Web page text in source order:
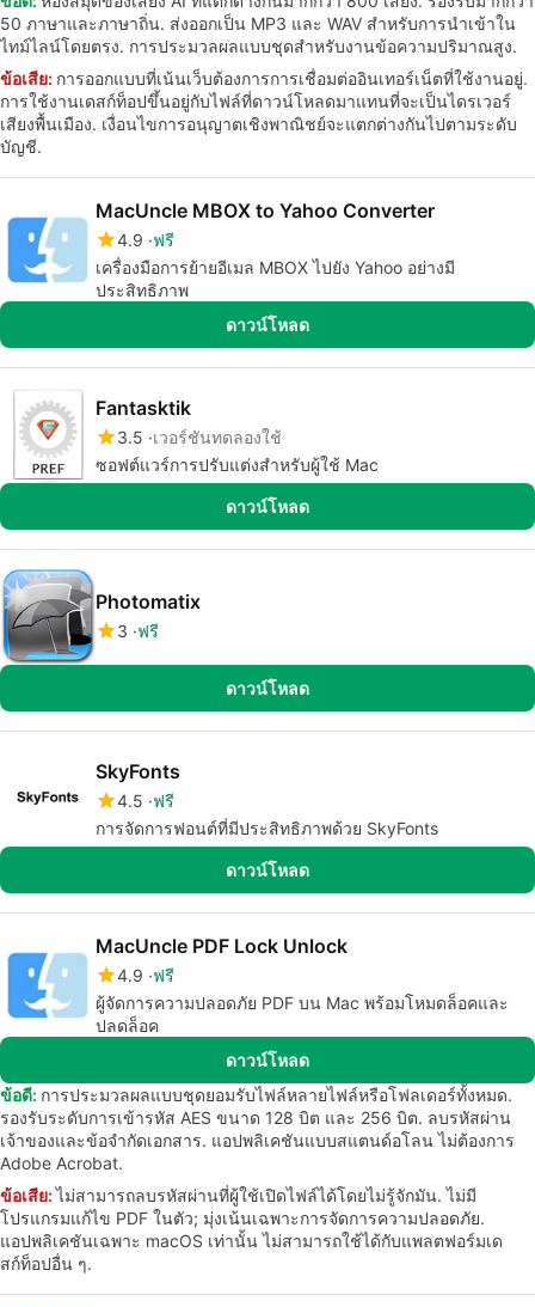
50 ภาษาและภาษาถิ่น. ส่งออกเป็น MP3 และ WAV สำหรับการนำเข้าใน
ไทม์ไลน์โดยตรง. การประมวลผลแบบชุดสำหรับงานข้อความปริมาณสูง.
ข้อเสีย: การออกแบบที่เน้นเว็บต้องการการเชื่อมต่ออินเทอร์เน็ตที่ใช้งานอยู่.
การใช้งานเดสก์ท็อปขึ้นอยู่กับไฟล์ที่ดาวน์โหลดมาแทนที่จะเป็นไดรเวอร์
เสียงพื้นเมือง. เงื่อนไขการอนุญาตเชิงพาณิชย์จะแตกต่างกันไปตามระดับ
บัญชี.
MacUncle MBOX to Yahoo Converter
4.9 ฟรี
เครื่องมือการย้ายอีเมล MBOX ไปยัง Yahoo อย่างมี
ประสิทธิภาพ
ดาวน์โหลด
Fantasktik
3.5 เวอร์ชันทดลองใช้
ซอฟต์แวร์การปรับแต่งสำหรับผู้ใช้ Mac
ดาวน์โหลด
Photomatix
3 ฟรี
ดาวน์โหลด
SkyFonts
4.5 ฟรี
การจัดการฟอนต์ที่มีประสิทธิภาพด้วย SkyFonts
ดาวน์โหลด
MacUncle PDF Lock Unlock
4.9 ฟรี
ผู้จัดการความปลอดภัย PDF บน Mac พร้อมโหมดล็อคและ
ปลดล็อค
ดาวน์โหลด
ข้อดี: การประมวลผลแบบชุดยอมรับไฟล์หลายไฟล์หรือโฟลเดอร์ทั้งหมด.
รองรับระดับการเข้ารหัส AES ขนาด 128 บิต และ 256 บิต. ลบรหัสผ่าน
เจ้าของและข้อจำกัดเอกสาร. แอปพลิเคชันแบบสแตนด์อโลน ไม่ต้องการ
Adobe Acrobat.
ข้อเสีย:ไม่สามารถลบรหัสผ่านที่ผู้ใช้เปิดไฟล์ได้โดยไม่รู้จักมัน. ไม่มี
โปรแกรมแก้ไข PDF ในตัว; มุ่งเน้นเฉพาะการจัดการความปลอดภัย.
แอปพลิเคชันเฉพาะ macOS เท่านั้น ไม่สามารถใช้ได้กับแพลตฟอร์มเด
สก์ท็อปอื่น ๆ.